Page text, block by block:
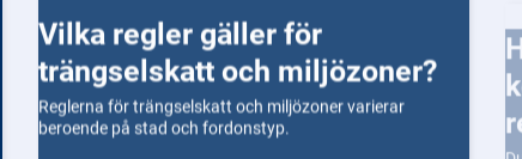
Vilka regler gäller för
trängselskatt och miljözoner?
Reglerna för trängselskatt och miljözoner varierar
beroende på stad och fordonstyp.